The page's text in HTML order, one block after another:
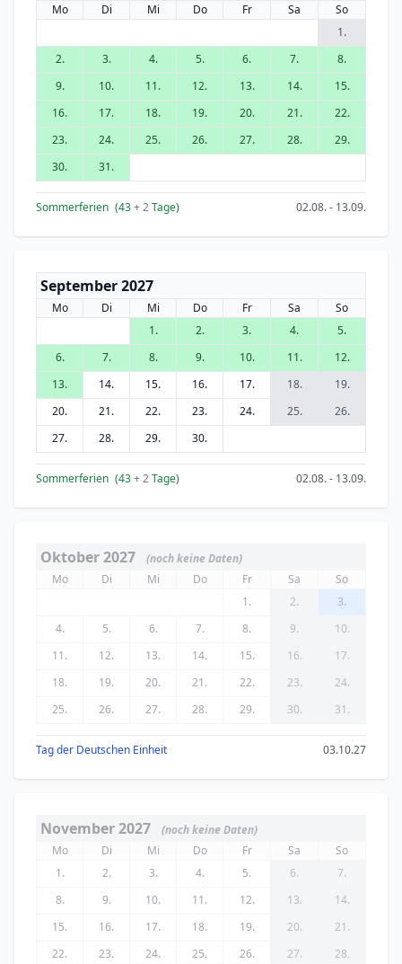
Mo Di Mi Do Fr Sa
So
1.
2.
3. 4. 5. 6. 7.
8.
9.
10. 11. 12. 13. 14.
15.
16.
17. 18. 19. 20. 21.
22.
23.
24. 25. 26. 27. 28.
29.
30.
31.
Sommerferien (43+ 2Tage) 02.08. - 13.09.
September 2027
Mo Di Mi Do Fr Sa
So
1.
2. 3. 4.
5.
6.
7. 8. 9. 10. 11.
12.
13.
14. 15. 16. 17. 18.
19.
20.
21. 22. 23. 24. 25.
26.
27.
28. 29. 30.
Sommerferien (43+ 2Tage) 02.08. - 13.09.
Oktober 2027
(noch keine Daten)
Mo
Di Mi Do Fr Sa
So
1.
2.
3.
4.
5. 6. 7. 8. 9.
10.
11.
12. 13. 14. 15. 16.
17.
18.
19. 20. 21. 22. 23.
24.
25.
26. 27. 28. 29. 30. 31.
Tag der Deutschen Einheit 03.10.27
November 2027
(noch keine Daten)
Mo
Di Mi Do Fr Sa
So
1.
2. 3. 4. 5. 6.
7.
8.
9. 10. 11. 12. 13.
14.
15.
16. 17. 18. 19. 20.
21.
22.
23. 24. 25. 26. 27.
28.